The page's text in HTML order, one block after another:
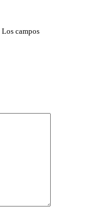
Los campos